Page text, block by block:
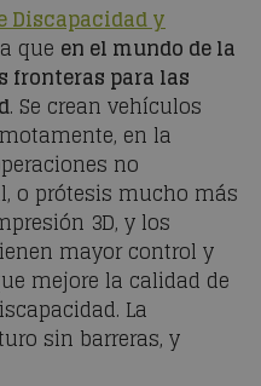
Discapacidad y
que en el mundo de la
fronteras para las
. Se crean vehículos
en la
no
o prótesis mucho más
3D, y los
mayor control y
mejore la calidad de
La
sin barreras, y